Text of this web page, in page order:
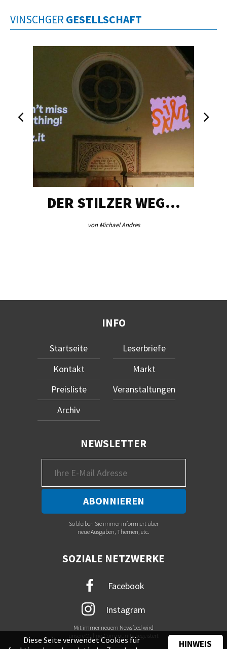
VINSCHGER GESELLSCHAFT
DER STILZER WEG…
von Michael Andres
INFO
Startseite
Kontakt
Preisliste
Archiv
Leserbriefe
Markt
Veranstaltungen
NEWSLETTER
So bleiben Sie immer informiert über
neue Ausgaben, Themen, etc.
SOZIALE NETZWERKE
Facebook
Instagram
Mit immer neuem Newsfeed wird
unsere Online-Community begeistert
Diese Seite verwendet Cookies für
HINWEIS